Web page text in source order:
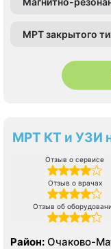
МРТ закрытого
МРТ КТ и УЗИ
Отзыв о сервисе
Отзыв о врачах
Отзыв об
Район: Очаково-